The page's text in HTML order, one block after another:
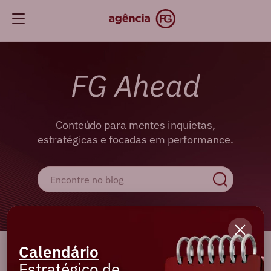
FG Ahead
Conteúdo para mentes inquietas,
estratégicas e focadas em performance.
Cadastre-se e receba os melhores
Calendário